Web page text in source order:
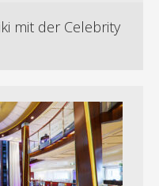
mit der Celebrity